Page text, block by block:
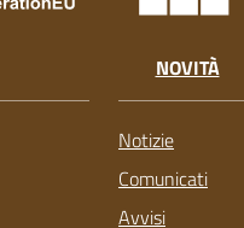
NOVITÀ
Notizie
Comunicati
Avvisi